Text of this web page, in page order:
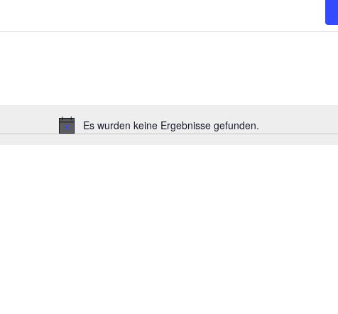
Hinweis
Es wurden keine Ergebnisse gefunden.